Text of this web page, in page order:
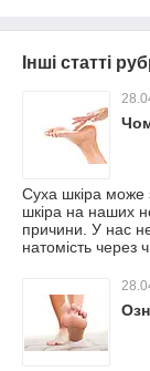
Інші статті
Суха шкіра може
шкіра на наших
причини. У нас
натомість через